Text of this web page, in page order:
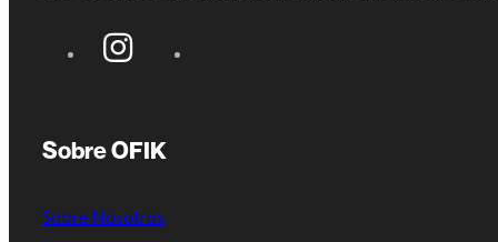
Sobre OFIK
Sobre Nosotros